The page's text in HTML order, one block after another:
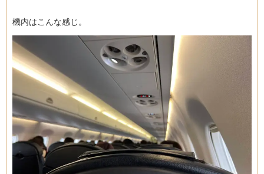
機内はこんな感じ。